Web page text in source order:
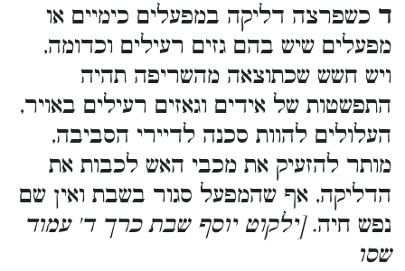
ד כשפרצה דליקה במפעלים כימיים או
מפעלים שיש בהם גזים רעילים וכדומה,
ויש חשש שכתוצאה מהשריפה תהיה
התפשטות של אידים וגאזים רעילים באויר,
העלולים להוות סכנה לדיירי הסביבה,
מותר להזעיק את מכבי האש לכבות את
הדליקה, אף שהמפעל סגור בשבת ואין שם
נפש חיה.[ילקוט יוסף שבת כרך ד' עמוד
שסו